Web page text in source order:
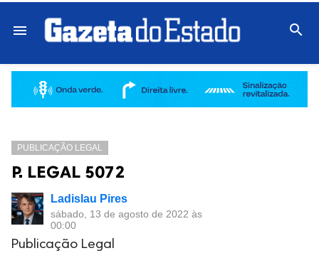
menu 
PUBLICAÇÃO LEGAL
P. LEGAL 5072
Ladislau Pires
sábado, 13 de agosto de 2022 às
00:00
Publicação Legal